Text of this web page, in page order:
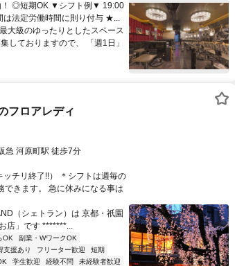
！ ◎短期OK ▼シフト例▼ 19:00
法定労働時間に則り付与 ★...
級のゆったりとしたスペース
しておりますので、 「週1日」
フロアレディ
急 河原町駅 徒歩7分
チリ終了!!） ＊シフトは週毎の
できます。 急に休みになる事は
（シェトラン）は 京都・祇園
店」です *******...
OK
副業・WワークOK
支援あり フリーター歓迎
短期
学生歓迎 経験不問
未経験者歓迎